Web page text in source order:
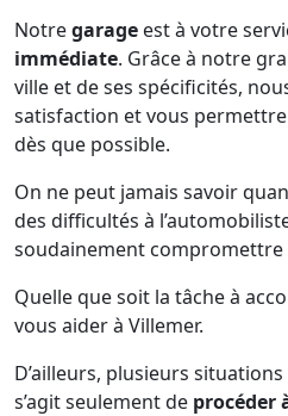
Notregarage est à votre
immédiate. Grâce à notre
ville et de ses spécificités,
satisfaction et vous
dès que possible.
On ne peut jamais savoir
des difficultés à
soudainement
Quelle que soit la tâche à
vous aider à Villemer.
D’ailleurs, plusieurs
s’agit seulement de procéder